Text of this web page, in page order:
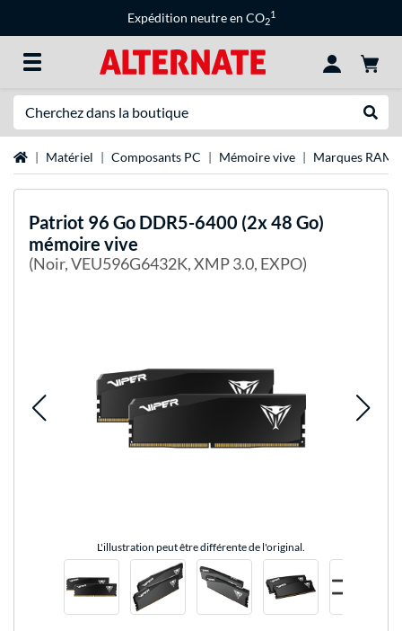
Expédition neutre en CO2
1
Page d'accueil
Matériel Composants PC Mémoire vive Marques RAM
Patriot 96 Go DDR5-6400 (2x 48 Go)
mémoire vive
(Noir, VEU596G6432K, XMP 3.0, EXPO)
L'illustration peut être différente de l'original.